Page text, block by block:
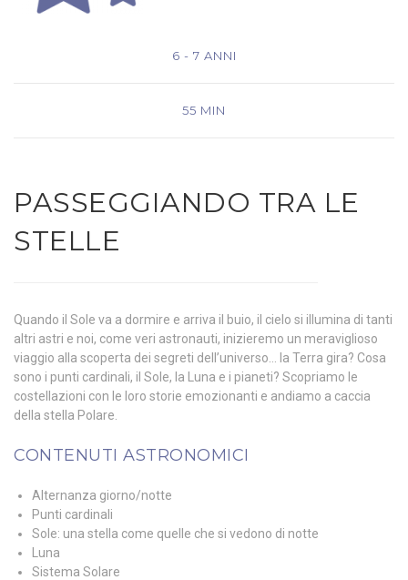
6 - 7 ANNI
55 MIN
PASSEGGIANDO TRA LE
STELLE
Quando il Sole va a dormire e arriva il buio, il cielo si illumina di tanti
altri astri e noi, come veri astronauti, inizieremo un meraviglioso
viaggio alla scoperta dei segreti dell’universo… la Terra gira? Cosa
sono i punti cardinali, il Sole, la Luna e i pianeti? Scopriamo le
costellazioni con le loro storie emozionanti e andiamo a caccia
della stella Polare.
CONTENUTI ASTRONOMICI
Alternanza giorno/notte
Punti cardinali
Sole: una stella come quelle che si vedono di notte
Luna
Sistema Solare